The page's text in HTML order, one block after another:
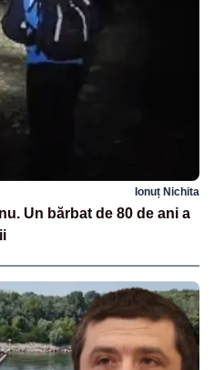
Ionuț Nichita
Un bărbat de 80 de ani a